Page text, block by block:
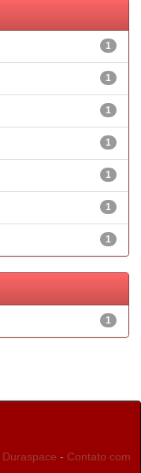
1
1
1
1
1
1
1
1
Duraspace - Contato com